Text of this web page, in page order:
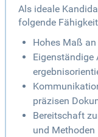
Als ideale
folgende
Hohes Maß
Eigenständige
präzisen
Bereitschaft
und Methoden